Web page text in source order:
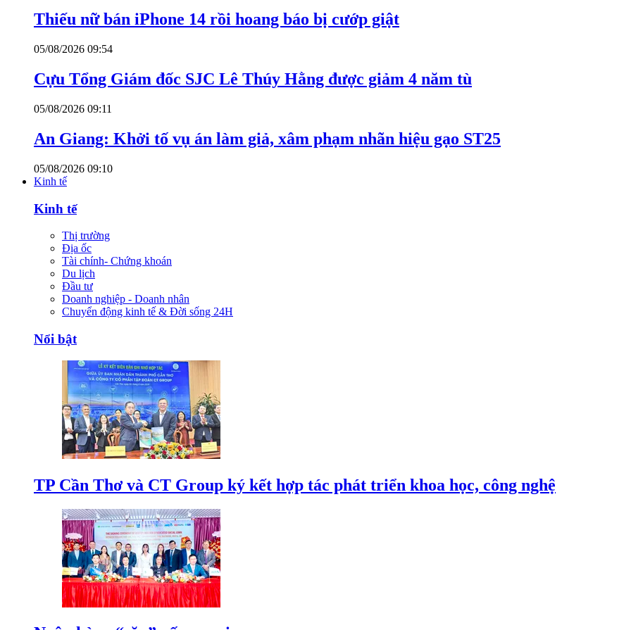
Thiếu nữ bán iPhone 14 rồi hoang báo bị cướp giật
05/08/2026 09:54
Cựu Tổng Giám đốc SJC Lê Thúy Hằng được giảm 4 năm tù
05/08/2026 09:11
An Giang: Khởi tố vụ án làm giả, xâm phạm nhãn hiệu gạo ST25
05/08/2026 09:10
Kinh tế
Kinh tế
Thị trường
Địa ốc
Tài chính- Chứng khoán
Du lịch
Đầu tư
Doanh nghiệp - Doanh nhân
Chuyển động kinh tế & Đời sống 24H
Nổi bật
TP Cần Thơ và CT Group ký kết hợp tác phát triển khoa học, công nghệ